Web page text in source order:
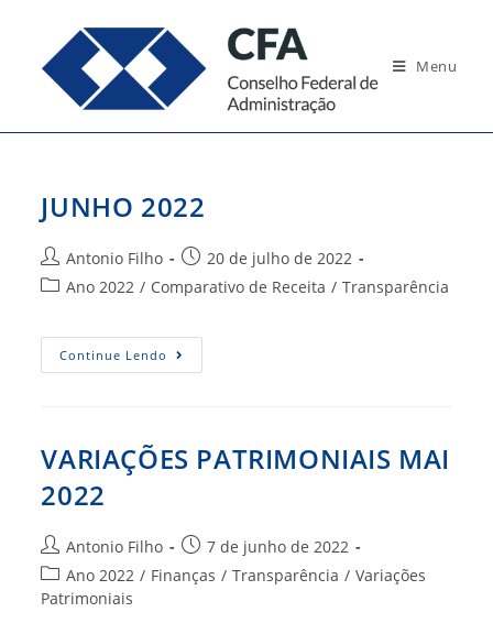
conteúdo
Menu
JUNHO 2022
Autor
do
Antonio Filho
Post
publicado:
20 de julho de 2022
Categoria
post:
Ano 2022 / Comparativo de Receita / Transparência
Continue Lendo JUNHO
2022
VARIAÇÕES PATRIMONIAIS MAI
2022
Autor
do
post:
Antonio Filho
Post
publicado:
7 de junho de 2022
Categoria
do
Ano 2022 / Finanças / Transparência / Variações
Patrimoniais